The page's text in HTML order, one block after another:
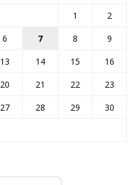
1
2
6 7 8
9
13 14 15
16
20 21 22
23
27 28 29
30